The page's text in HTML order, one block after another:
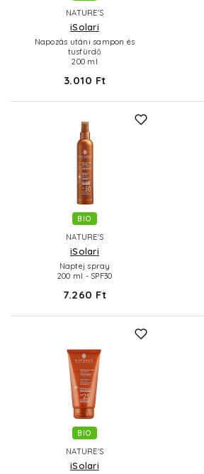
NATURE'S
iSolari
Napozás utáni sampon és
tusfürdő
200 ml
3.010 Ft
BIO
NATURE'S
iSolari
Naptej spray
200 ml - SPF30
7.260 Ft
BIO
NATURE'S
iSolari